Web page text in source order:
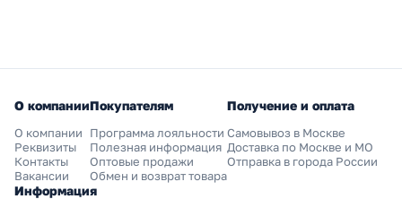
О компании
О компании
Реквизиты
Контакты
Вакансии
Покупателям
Программа лояльности
Полезная информация
Оптовые продажи
Обмен и возврат товара
Получение и оплата
Самовывоз в Москве
Доставка по Москве и МО
Отправка в города России
Информация